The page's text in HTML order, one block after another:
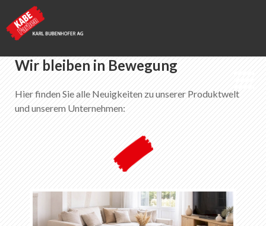
KABE Farben
Über KABE Farben
Downloads
Wir bleiben in Bewegung
Hier finden Sie alle Neuigkeiten zu unserer Produktwelt
und unserem Unternehmen: